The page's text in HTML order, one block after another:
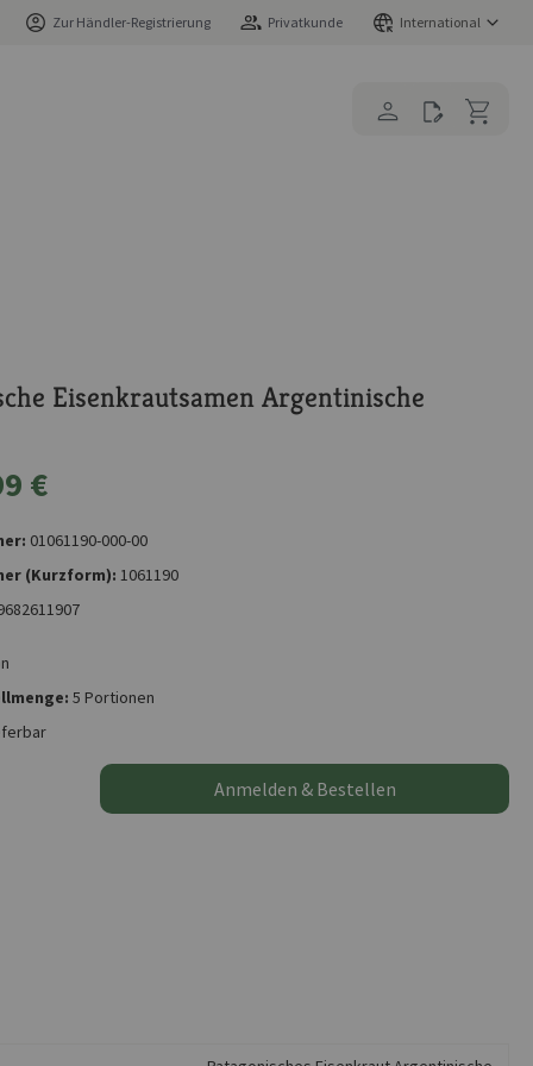
Zur Händler-Registrierung Privatkunde International
Eisenkrautsamen Argentinische
€
01061190-000-00
(Kurzform): 1061190
5 Portionen
Anmelden & Bestellen